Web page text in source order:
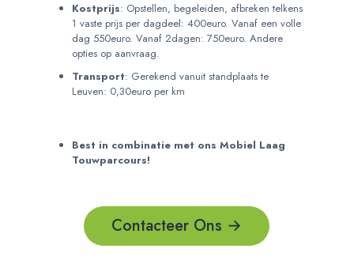
Kostprijs: Opstellen, begeleiden, afbreken telkens
1 vaste prijs per dagdeel: 400euro. Vanaf een volle
dag 550euro. Vanaf 2dagen: 750euro. Andere
opties op aanvraag.
Transport: Gerekend vanuit standplaats te
Leuven: 0,30euro per km
Best in combinatie met ons Mobiel Laag
Touwparcours!
Contacteer Ons →